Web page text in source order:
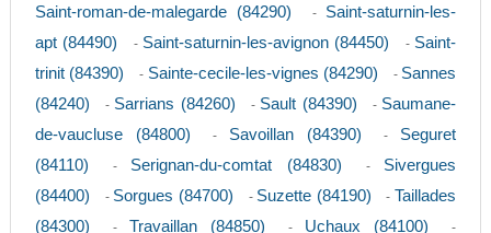
Saint-roman-de-malegarde (84290) - Saint-saturnin-les-
apt (84490)
- Saint-saturnin-les-avignon (84450) - Saint-
trinit (84390)
- Sainte-cecile-les-vignes (84290) - Sannes
(84240)
- Sarrians (84260) - Sault (84390) - Saumane-
de-vaucluse (84800)
- Savoillan (84390) - Seguret
(84110)
- Serignan-du-comtat (84830) - Sivergues
(84400)
- Sorgues (84700) - Suzette (84190) - Taillades
(84300)
- Travaillan (84850) - Uchaux (84100) -